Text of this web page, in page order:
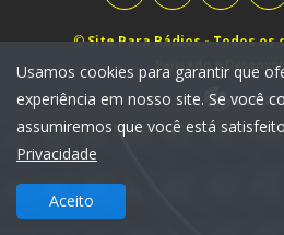
©Site Para Rádios- Todos os
Pensado e
Aceito
Usamos cookies para garantir que
experiência em nosso site. Se você
assumiremos que você está
Privacidade